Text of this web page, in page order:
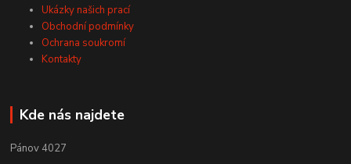
Ukázky našich prací
Obchodní podmínky
Ochrana soukromí
Kontakty
Kde nás najdete
Pánov 4027